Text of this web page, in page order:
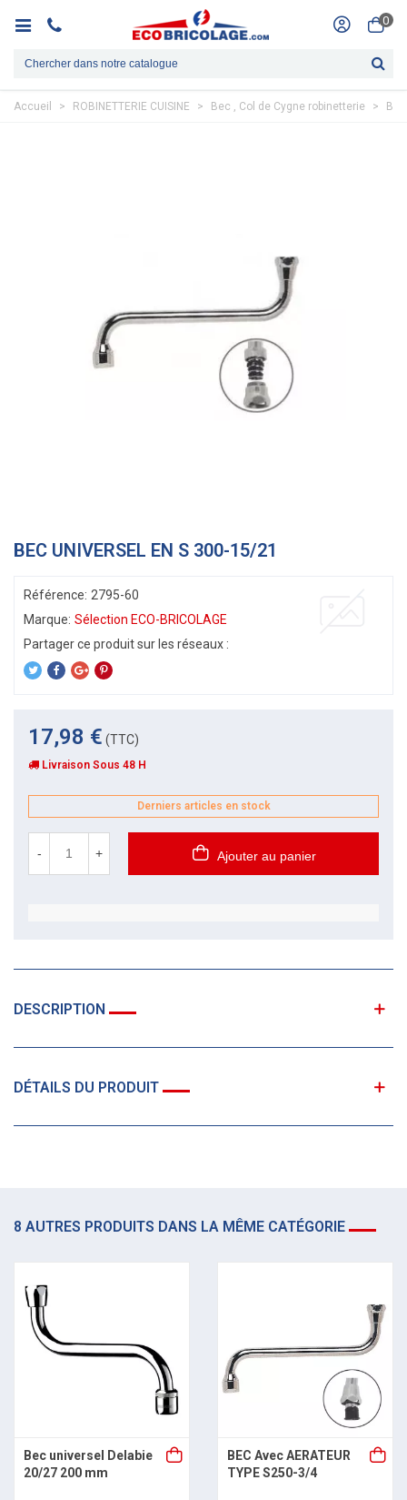
0
Accueil > ROBINETTERIE CUISINE > Bec , Col de Cygne robinetterie >
BEC UNIVERSEL EN S 300-15/21
Référence: 2795-60
Marque: Sélection ECO-BRICOLAGE
17,98 € (TTC)
Livraison Sous 48 H
Derniers articles en stock
- + Ajouter au panier
DESCRIPTION
DÉTAILS DU PRODUIT
8 AUTRES PRODUITS DANS LA MÊME CATÉGORIE
Bec universel Delabie
20/27 200 mm
BEC Avec AERATEUR
TYPE S250-3/4